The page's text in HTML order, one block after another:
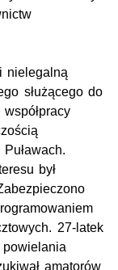
nielegalną
służącego do
był
27-latek
amatorów